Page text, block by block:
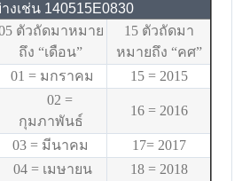
งเช่น 140515E0830
ตัวถัดมาหมาย
ถึง “เดือน”
15 ตัวถัดมา
หมายถึง “คศ”
01 = มกราคม 15 = 2015
02 =
กุมภาพันธ์
16 = 2016
03 = มีนาคม
17= 2017
04 = เมษายน 18 = 2018